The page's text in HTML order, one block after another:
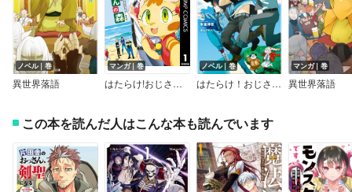
ノベル｜巻
異世界落語
マンガ｜巻
はたらけ!おじさんの森
ノベル｜巻
はたらけ！おじさんの森
マンガ｜巻
異世界落語
この本を読んだ人はこんな本も読んでいます